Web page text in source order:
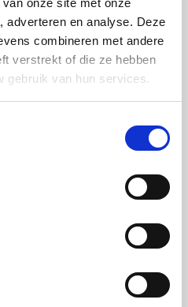
onze site met onze
adverteren en analyse. Deze
combineren met andere
verstrekt of die ze hebben
gebruik van hun services.
SupraBazar